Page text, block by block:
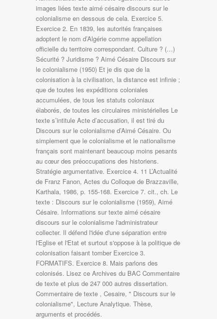
images liées texte aimé césaire discours sur le
colonialisme en dessous de cela. Exercice 5.
Exercice 2. En 1839, les autorités françaises
adoptent le nom d’Algérie comme appellation
officielle du territoire correspondant. Culture ? (…)
Sécurité ? Juridisme ? Aimé Césaire Discours sur
le colonialisme (1950) Et je dis que de la
colonisation à la civilisation, la distance est infinie ;
que de toutes les expéditions coloniales
accumulées, de tous les statuts coloniaux
élaborés, de toutes les circulaires ministérielles Le
texte s’intitule Acte d’accusation, il est tiré du
Discours sur le colonialisme d’Aimé Césaire. Ou
simplement que le colonialisme et le nationalisme
français sont maintenant beaucoup moins pesants
au cœur des préoccupations des historiens.
Stratégie argumentative. Exercice 4. 11 L’Actualité
de Franz Fanon, Actes du Colloque de Brazzaville,
Karthala, 1986, p. 155-168. Exercice 7. cit., ch. Le
texte : Discours sur le colonialisme (1959), Aimé
Césaire. Informations sur texte aimé césaire
discours sur le colonialisme l'administrateur
collecter. Il défend l'idée d'une séparation entre
l'Eglise et l'Etat et surtout s'oppose à la politique de
colonisation faisant tomber Exercice 3.
FORMATIFS. Exercice 8. Mais parlons des
colonisés. Lisez ce Archives du BAC Commentaire
de texte et plus de 247 000 autres dissertation.
Commentaire de texte , Cesaire, " Discours sur le
colonialisme", Lecture Analytique. Thèse,
arguments et procédés.